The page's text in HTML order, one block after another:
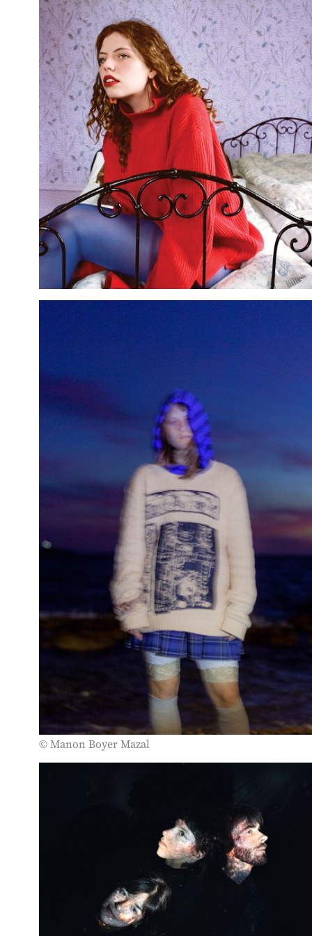
Concours Circuit et le Fifty Lab Festival, 4nouki prépare
ses premières dates en France, tandis que son nom
apparaît déjà à l’affiche des Nuits Botanique, au
printemps 2026.
ENSEMBLE SATELLITE
Satellite a vu le jour en 2021, en explorant
principalement les formes du quatuor et du trio à cordes.
Lauréats du concours Supernova 2025 au Klarafestival et
premier prix de Génération Classique 2025, l'Ensemble
Satellite est fort d’une solide expérience scénique en
Belgique et en Europe : Klarafestival, Midis-Minimes,
Zomer van Sint-Pieters (BE), Chigiana, Loro Ciuffena
(IT), tournée à la région de València (ES), Festival en
Poitou (FR)... L'ensemble a reçu des masterclasses du
Kronos Quartet et de l’altiste et compositeur Garth Knox,
notamment sur sa pièce pour quatuor à cordes
“Satellites". Il suit l’enseignement du violoncelliste et
pédagogue Guy Danel (Quatuor Danel). Il s’est produit
aussi avec la chanteuse Laïla Amezian au Klarafestival et
Le Monde est un Village. Des concerts de Satellite ont été
enregistrés par les radios Klara et Concertzender.
Satellite se caractérise notamment par sa normalisation
Ses membres fixes sont : la violoniste Lia Manchón
Martínez, l'altiste Coline Meulemans et le violoncelliste
bijoupascher, est une artiste française basée
à Bruxelles depuis 2018.
Animée par le live, elle embrase les scènes de la nuit
belge, soirées de soutien, free-party et concerts (
Dour, le
Micro Festival, Francofaune). Elle nous livre un cri du
cœur autotuné, où s'entremêlent deuil, amitié et révolte à
travers des sonorités sombres, digicores et saturées.
Elle s’allie sur scène avecSeniKaïd, dj, backeuse et
artiste visuelle. Ensemble, elles partagent turn-up et
désillusions avec un rap émo, véner et digital.
Après un EP sorti en mars 2025 “:c la fin du dream?”, elle
sorti cet automne sa nouvelle mixtape de 10 titres : “les
introvertixs bz le monde”.
© Manon Boyer Mazal